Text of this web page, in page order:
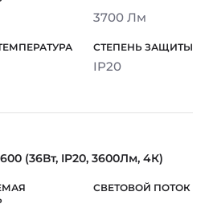
3700 Лм
IP20
(36Вт, IP20, 3600Лм, 4К)